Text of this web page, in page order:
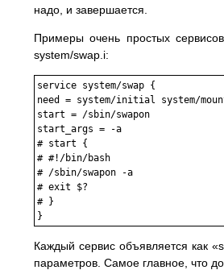
надо, и завершается.
Примеры очень простых
system/swap.i:
service system/swap {
need = system/initial system/
start = /sbin/swapon
start_args = -a
# start {
# #!/bin/bash
# /sbin/swapon -a
# exit $?
# }
Каждый сервис объявляется как
параметров. Самое главное, что